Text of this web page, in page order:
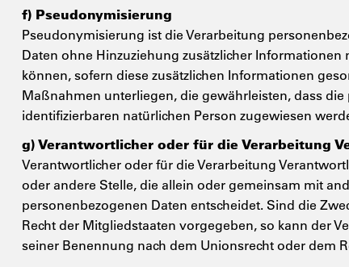
f) Pseudonymisierung
Pseudonymisierung ist die Verarbeitung
Daten ohne Hinzuziehung zusätzlicher
können, sofern diese zusätzlichen Informationen
Maßnahmen unterliegen, die gewährleisten, dass
identifizierbaren natürlichen Person zugewiesen
g) Verantwortlicher oder für die Verarbeitung
Verantwortlicher oder für die Verarbeitung
oder andere Stelle, die allein oder gemeinsam mit
personenbezogenen Daten entscheidet. Sind die
Recht der Mitgliedstaaten vorgegeben, so kann der
seiner Benennung nach dem Unionsrecht oder dem